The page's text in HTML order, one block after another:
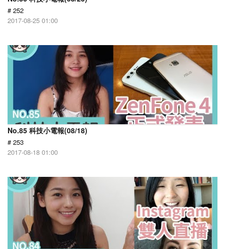
# 252
2017-08-25 01:00
No.85 科技小電報(08/18)
# 253
2017-08-18 01:00